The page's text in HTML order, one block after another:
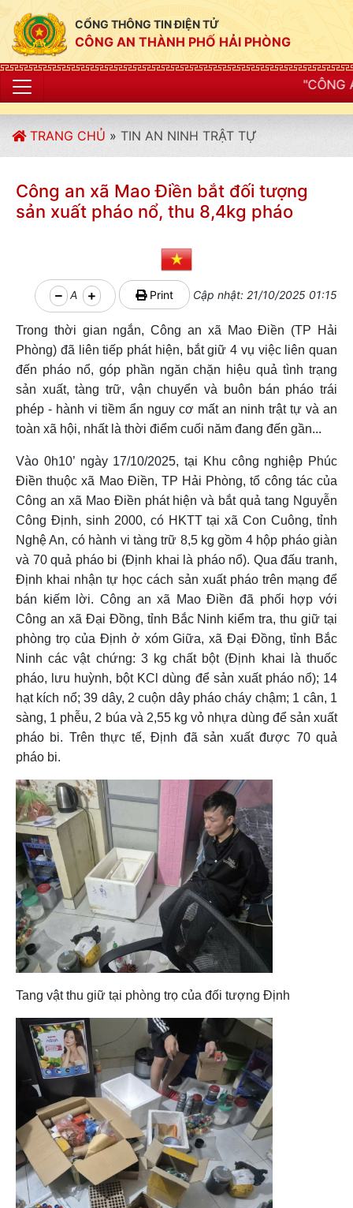
CỔNG THÔNG TIN ĐIỆN TỬ
CÔNG AN THÀNH PHỐ HẢI PHÒNG
"CÔNG AN THÀNH PHỐ
TRANG CHỦ » TIN AN NINH TRẬT TỰ
Công an xã Mao Điền bắt đối tượng
sản xuất pháo nổ, thu 8,4kg pháo
A Print Cập nhật: 21/10/2025 01:15
Trong thời gian ngắn, Công an xã Mao Điền (TP Hải
Phòng) đã liên tiếp phát hiện, bắt giữ 4 vụ việc liên quan
đến pháo nổ, góp phần ngăn chặn hiệu quả tình trạng
sản xuất, tàng trữ, vận chuyển và buôn bán pháo trái
phép - hành vi tiềm ẩn nguy cơ mất an ninh trật tự và an
toàn xã hội, nhất là thời điểm cuối năm đang đến gần...
Vào 0h10’ ngày 17/10/2025, tại Khu công nghiệp Phúc
Điền thuộc xã Mao Điền, TP Hải Phòng, tổ công tác của
Công an xã Mao Điền phát hiện và bắt quả tang Nguyễn
Công Định, sinh 2000, có HKTT tại xã Con Cuông, tỉnh
Nghệ An, có hành vi tàng trữ 8,5 kg gồm 4 hộp pháo giàn
và 70 quả pháo bi (Định khai là pháo nổ). Qua đấu tranh,
Định khai nhận tự học cách sản xuất pháo trên mạng để
bán kiếm lời. Công an xã Mao Điền đã phối hợp với
Công an xã Đại Đồng, tỉnh Bắc Ninh kiểm tra, thu giữ tại
phòng trọ của Định ở xóm Giữa, xã Đại Đồng, tỉnh Bắc
Ninh các vật chứng: 3 kg chất bột (Định khai là thuốc
pháo, lưu huỳnh, bột KCl dùng để sản xuất pháo nổ); 14
hạt kích nổ; 39 dây, 2 cuộn dây pháo cháy chậm; 1 cân, 1
sàng, 1 phễu, 2 búa và 2,55 kg vỏ nhựa dùng để sản xuất
pháo bi. Trên thực tế, Định đã sản xuất được 70 quả
pháo bi.
Tang vật thu giữ tại phòng trọ của đối tượng Định